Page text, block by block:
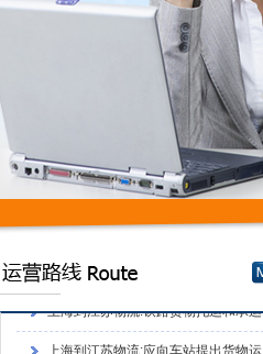
谁将成为中国商品进出欧洲物流中心
上海到成都物流专线
上海到重庆物流专线
上海到江苏物流:铁路货物托运和承运
的程序上海到江苏物流:铁路货物托运和承
上海到江苏物流:应向车站提出货物运